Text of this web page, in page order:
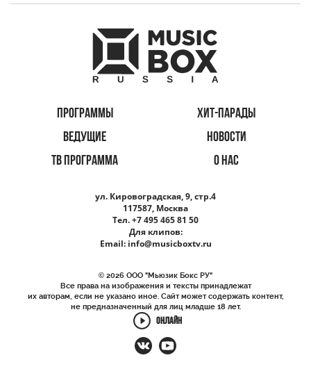
ПРОГРАММЫ
ХИТ-ПАРАДЫ
ВЕДУЩИЕ
НОВОСТИ
ТВ ПРОГРАММА
О НАС
ул. Кировоградская, 9, стр.4
117587, Москва
Тел. +7 495 465 81 50
Для клипов:
Email: info@musicboxtv.ru
© 2026 ООО "Мьюзик Бокс РУ"
Все права на изображения и тексты принадлежат
их авторам, если не указано иное. Сайт может содержать контент,
не предназначенный для лиц младше 18 лет.
ОНЛАЙН